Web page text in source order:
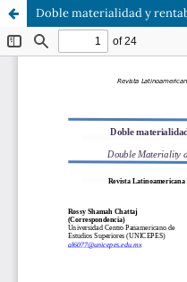
Doble materialidad y